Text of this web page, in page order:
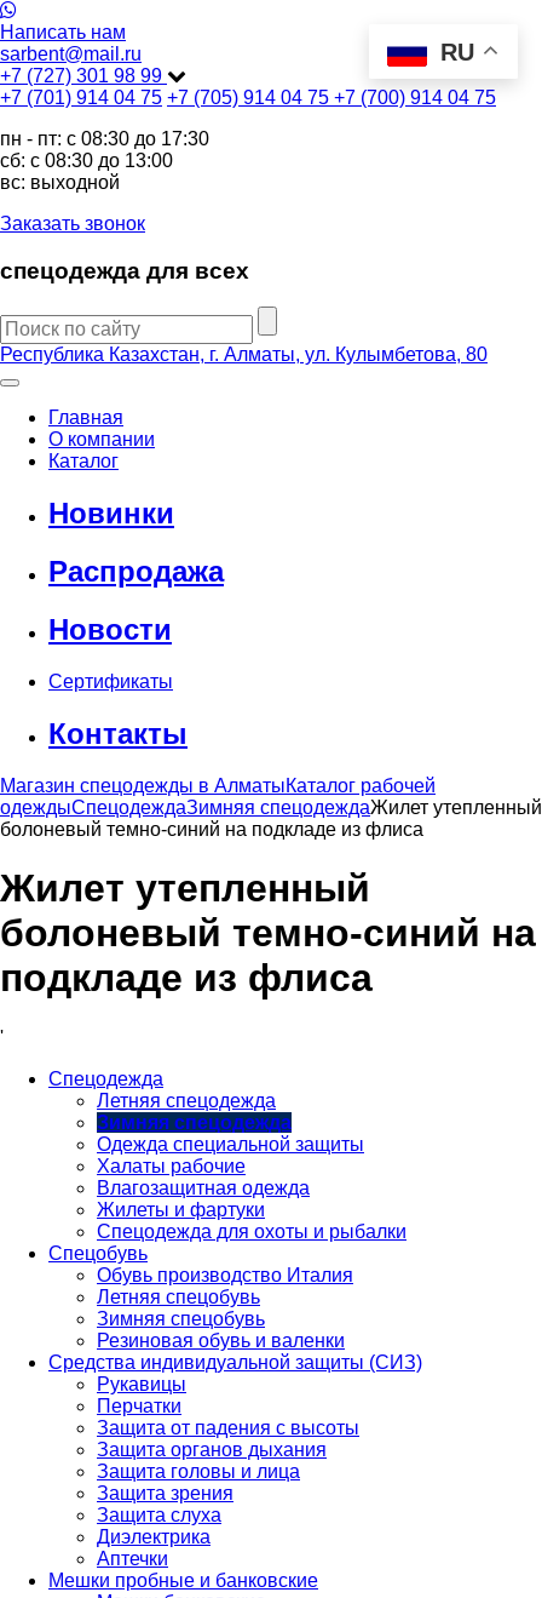
Написать нам
sarbent@mail.ru
+7 (727) 301 98 99
+7 (701) 914 04 75 +7 (705) 914 04 75 +7 (700) 914 04 75
пн - пт: c 08:30 до 17:30
сб: c 08:30 до 13:00
вс: выходной
Заказать звонок
спецодежда для всех
Республика Казахстан, г. Алматы, ул. Кулымбетова, 80
Главная
О компании
Каталог
Новинки
Распродажа
Новости
Сертификаты
Контакты
Магазин спецодежды в АлматыКаталог рабочей
одеждыСпецодеждаЗимняя спецодеждаЖилет утепленный
болоневый темно-синий на подкладе из флиса
Жилет утепленный
болоневый темно-синий на
подкладе из флиса
'
Спецодежда
Летняя спецодежда
Зимняя спецодежда
Одежда специальной защиты
Халаты рабочие
Влагозащитная одежда
Жилеты и фартуки
Спецодежда для охоты и рыбалки
Спецобувь
Обувь производство Италия
Летняя спецобувь
Зимняя спецобувь
Резиновая обувь и валенки
Средства индивидуальной защиты (СИЗ)
Рукавицы
Перчатки
Защита от падения с высоты
Защита органов дыхания
Защита головы и лица
Защита зрения
Защита слуха
Диэлектрика
Аптечки
Мешки пробные и банковские
RU